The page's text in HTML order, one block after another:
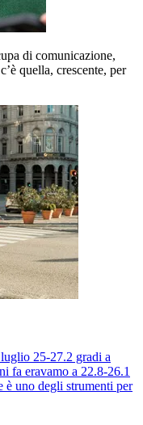
di comunicazione,
quella, crescente, per
25-27.2 gradi a
fa eravamo a 22.8-26.1
è uno degli strumenti per